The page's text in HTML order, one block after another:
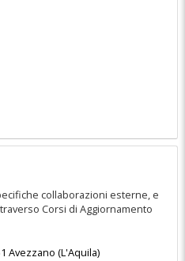
collaborazioni esterne, e
Corsi di Aggiornamento
Avezzano (L'Aquila)